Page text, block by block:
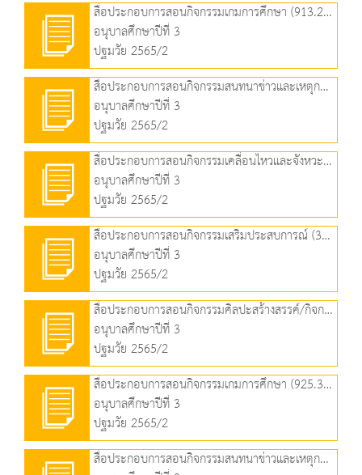
สื่อประกอบการสอนกิจกรรมเกมการศึกษา (913.29 KB)
อนุบาลศึกษาปีที่ 3
ปฐมวัย 2565/2
สื่อประกอบการสอนกิจกรรมสนทนาข่าวและเหตุการณ์ (674.30 KB)
อนุบาลศึกษาปีที่ 3
ปฐมวัย 2565/2
สื่อประกอบการสอนกิจกรรมเคลื่อนไหวและจังหวะ (783.48 KB)
อนุบาลศึกษาปีที่ 3
ปฐมวัย 2565/2
สื่อประกอบการสอนกิจกรรมเสริมประสบการณ์ (3.51 MB)
อนุบาลศึกษาปีที่ 3
ปฐมวัย 2565/2
สื่อประกอบการสอนกิจกรรมศิลปะสร้างสรรค์/กิจกรรมเล่นตามมุม (1.35 MB)
อนุบาลศึกษาปีที่ 3
ปฐมวัย 2565/2
สื่อประกอบการสอนกิจกรรมเกมการศึกษา (925.31 KB)
อนุบาลศึกษาปีที่ 3
ปฐมวัย 2565/2
สื่อประกอบการสอนกิจกรรมสนทนาข่าวและเหตุการณ์ (672.83 KB)